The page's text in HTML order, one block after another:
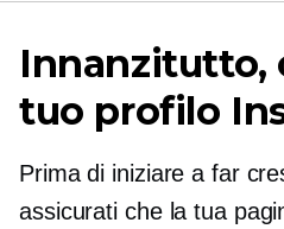
Innanzitutto,
tuo profilo
Prima di iniziare a far
assicurati che la tua